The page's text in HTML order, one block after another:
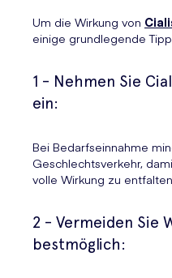
Um die Wirkung von
einige grundlegende
1 - Nehmen Sie
ein:
Bei Bedarfseinnahme
Geschlechtsverkehr,
volle Wirkung zu entfalten.
2 - Vermeiden Sie
bestmöglich: